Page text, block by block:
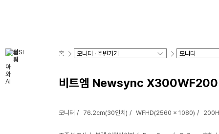
홈
비트엠 Newsync X300WF200
모니터 76.2cm(30인치) WFHD(2560 x 1080)